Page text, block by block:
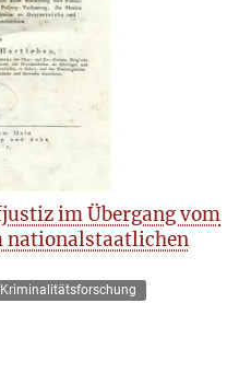
im Übergang vom
nationalstaatlichen